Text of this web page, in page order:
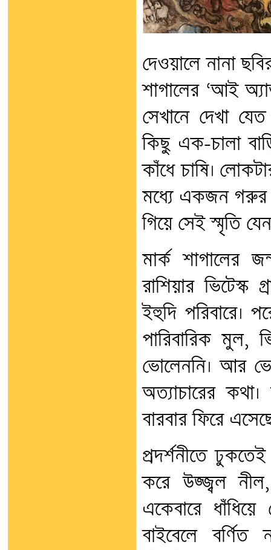
দেওয়ালে নানা
শাগালের ‘আই
সেখানে দেখা
কিছু এক-চালা
কাঁধে চাষি।
মধ্যে একজন গরুর
গিয়ে সেই স্মৃতি
মার্ক শাগালের
রাশিয়ার
ইহুদি পরিবারে।
পারিবারিক মুল,
ভোলেননি। আর
অত্যাচারের
বারবার ফিরে
প্রদর্শনীতে
করে উজ্জ্বল
একেবারে
বাইবেলে বর্ণিত